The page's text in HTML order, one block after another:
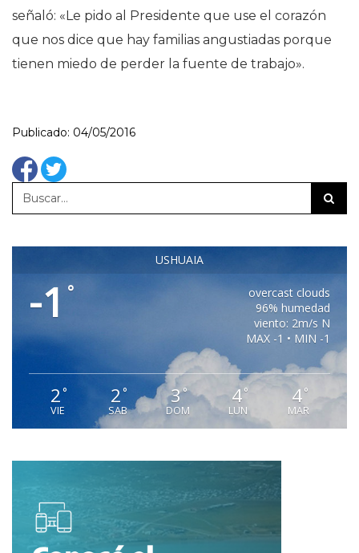
señaló: «Le pido al Presidente que use el corazón
que nos dice que hay familias angustiadas porque
tienen miedo de perder la fuente de trabajo».
Publicado: 04/05/2016
USHUAIA
-1 °
overcast clouds
96% humedad
viento: 2m/s N
MAX -1 • MIN -1
2°
VIE
2 °
SAB
3°
DOM
4°
LUN
4°
MAR